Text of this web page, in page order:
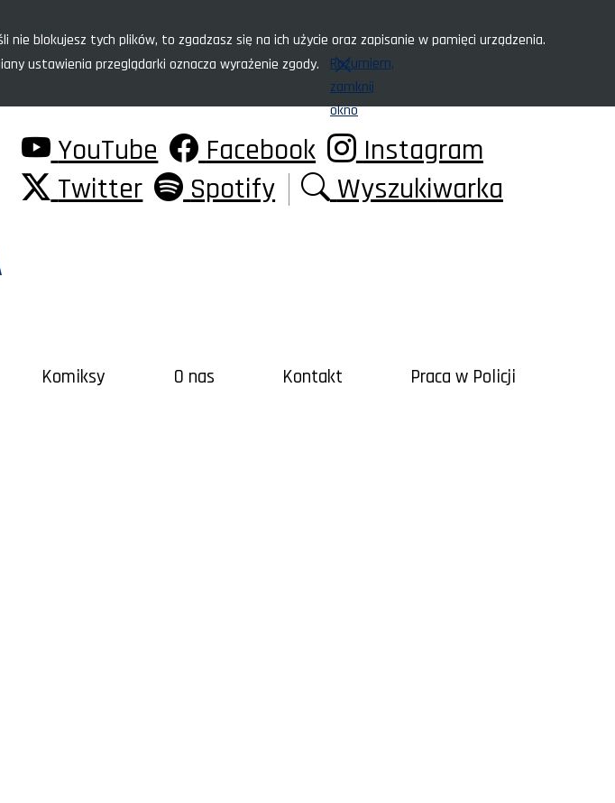
blokujesz tych plików, to zgadzasz się na ich użycie oraz zapisanie w pamięci urządzenia.
ustawienia przeglądarki oznacza wyrażenie zgody.
Rozumiem,
zamknij
okno
YouTube Facebook
Instagram
Twitter
Spotify Wyszukiwarka
Komiksy O nas Kontakt Praca w Policji